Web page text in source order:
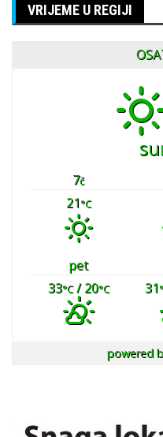
VRIJEME U REGIJI
7č
21°C
pet
33°C/ 20°C 31
powered